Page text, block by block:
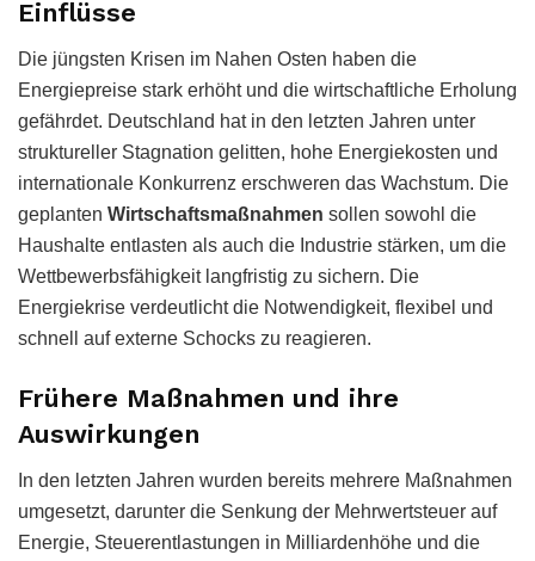
Einflüsse
Die jüngsten Krisen im Nahen Osten haben die
Energiepreise stark erhöht und die wirtschaftliche Erholung
gefährdet. Deutschland hat in den letzten Jahren unter
struktureller Stagnation gelitten, hohe Energiekosten und
internationale Konkurrenz erschweren das Wachstum. Die
geplanten Wirtschaftsmaßnahmen sollen sowohl die
Haushalte entlasten als auch die Industrie stärken, um die
Wettbewerbsfähigkeit langfristig zu sichern. Die
Energiekrise verdeutlicht die Notwendigkeit, flexibel und
schnell auf externe Schocks zu reagieren.
Frühere Maßnahmen und ihre
Auswirkungen
In den letzten Jahren wurden bereits mehrere Maßnahmen
umgesetzt, darunter die Senkung der Mehrwertsteuer auf
Energie, Steuerentlastungen in Milliardenhöhe und die